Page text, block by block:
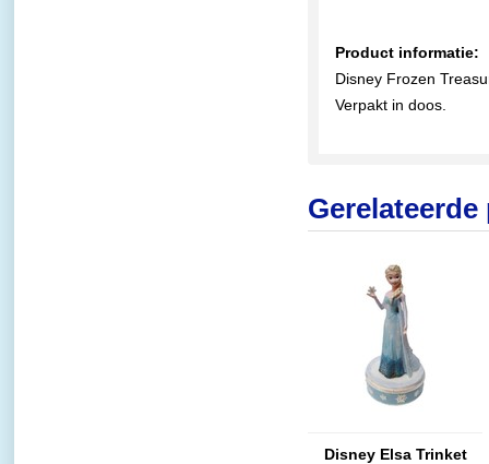
Product informatie:
Disney Frozen
Verpakt in doos.
Disney Elsa Trinket